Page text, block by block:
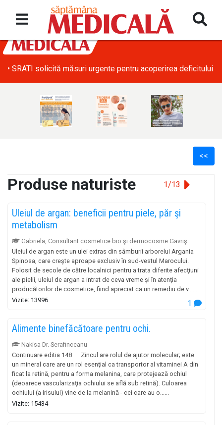
• SRATI solicită măsuri urgente pentru acoperirea deficitului
<<
Produse naturiste 1/13
Uleiul de argan: beneficii pentru piele, păr şi
metabolism
Gabriela, Consultant cosmetice bio şi dermocosme Gavriş
Uleiul de argan este un ulei extras din sâmburii arborelui Argania
Spinosa, care creşte aproape exclusiv în sud-vestul Marocului.
Folosit de secole de către localnici pentru a trata diferite afecţiuni
ale pielii, uleiul de argan a intrat de ceva vreme şi în atenţia
producătorilor de cosmetice, fiind apreciat ca un remediu de v......
1
Vizite: 13996
Alimente binefăcătoare pentru ochi.
Nakisa Dr. Serafinceanu
Continuare editia 148 Zincul are rolul de ajutor molecular; este
un mineral care are un rol esenţial ca transportor al vitaminei A din
ficat la retină, pentru a forma melanina, care protejează ochiul
(deoarece vascularizaţia ochiului se află sub retină). Culoarea
ochiului (a irisului) vine de la melanină - cei care au o......
Vizite: 15434